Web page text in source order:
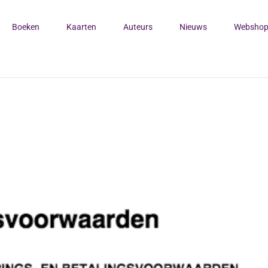
Boeken Kaarten Auteurs Nieuws Webshop